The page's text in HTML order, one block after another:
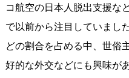
コ航空の日本人脱出支援な
で以前から注目していまし
どの割合を占める中、世俗
好的な外交などにも興味が